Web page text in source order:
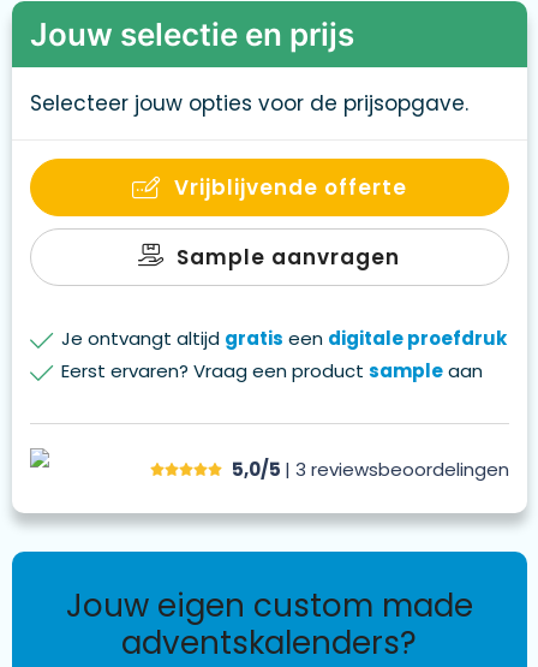
Jouw selectie en prijs
Selecteer jouw opties voor de prijsopgave.
Vrijblijvende offerte
Sample aanvragen
Je ontvangt altijd gratis een digitale proefdruk
Eerst ervaren? Vraag een product sampleaan
5,0/5 | 3 reviewsbeoordelingen
jouw eigen custom made
adventskalenders?